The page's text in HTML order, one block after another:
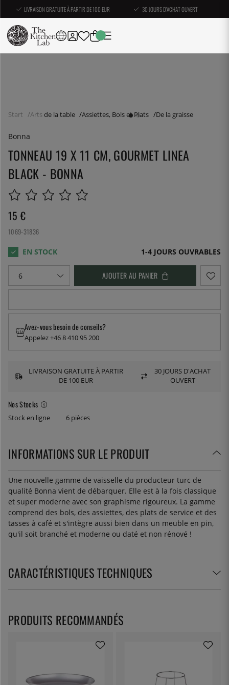
LIVRAISON GRATUITE À PARTIR DE 100 EUR 30 JOURS D'ACHAT OUVERT
Start Arts de la table Assiettes, Bols et Plats De la graisse
Bonna
TONNEAU 19 X 11 CM, GOURMET LINEA
BLACK - BONNA
15 €
1069-31836
1-4 JOURS OUVRABLES
AJOUTER AU PANIER
Nos Stocks
Stock en ligne 6 pièces
Avez-vous besoin de conseils?
Appelez +46 8 410 95 200
LIVRAISON GRATUITE À PARTIR
DE 100 EUR
30 JOURS D'ACHAT
OUVERT
INFORMATIONS SUR LE PRODUIT
Une nouvelle gamme de vaisselle du producteur turc de
qualité Bonna vient de débarquer. Elle est à la fois classique
et super moderne avec son graphisme rigoureux. La gamme
comprend des bols, des assiettes, des plats de service et des
tasses à café et s'intègre aussi bien dans un meuble en pin,
qu'il soit branché et moderne ou daté et non rénové !
CARACTÉRISTIQUES TECHNIQUES
PRODUITS RECOMMANDÉS